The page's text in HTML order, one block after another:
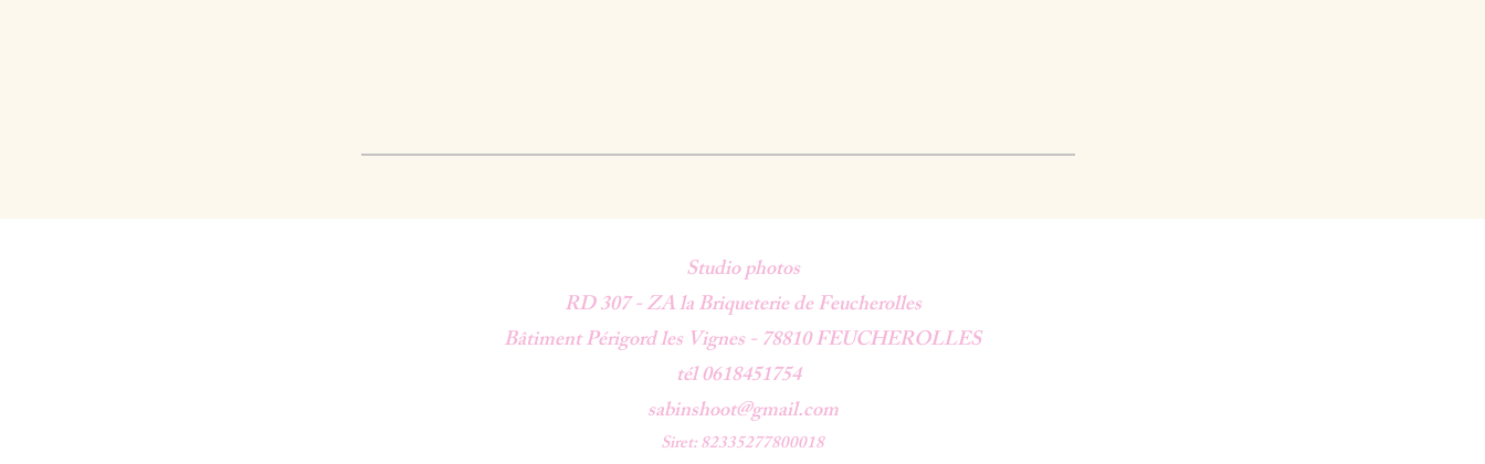
Studio photos
RD 307 - ZA la Briqueterie de Feucherolles
Bâtiment Périgord les Vignes -78810 FEUCHEROLLES
tél 0618451754
sabinshoot@gmail.com
Siret: 82335277800018